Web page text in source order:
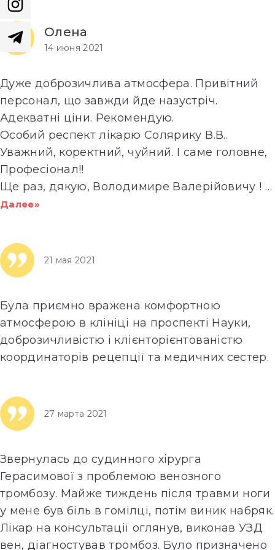
Олена
14 июня 2021
Дуже доброзичлива атмосфера. Привітний
персонал, що завжди йде назустріч.
Адекватні ціни. Рекомендую.
Особий респект лікарю Солярику В.В..
Уважний, коректний, чуйний. І саме головне,
Професіонал!!
Ще раз, дякую, Володимире Валерійовичу ! …
Далее»
21 мая 2021
Була приємно вражена комфортною
атмосферою в клініці на проспекті Науки,
доброзичливістю і клієнторієнтованістю
координаторів рецепції та медичних сестер.
27 марта 2021
Звернулась до судинного хірурга
Герасимової з проблемою венозного
тромбозу. Майже тиждень після травми ноги
у мене був біль в гомілці, потім виник набряк.
Лікар на консультації оглянув, виконав УЗД
вен, діагностував тромбоз. Було призначено